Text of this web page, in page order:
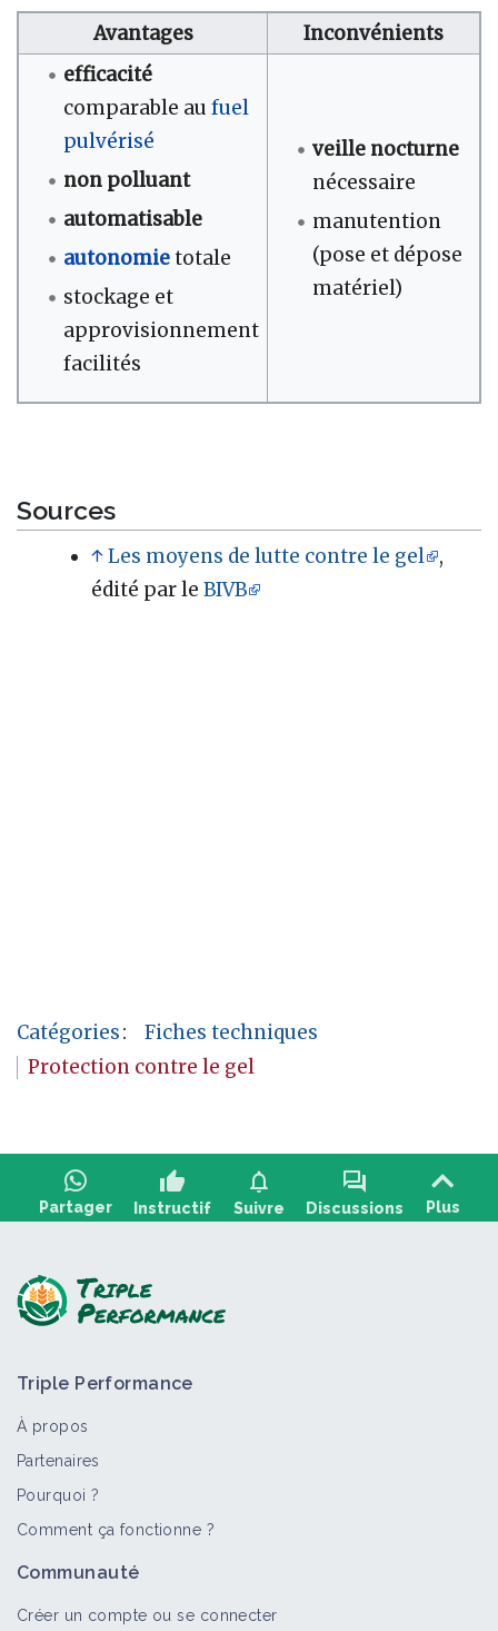
Avantages
Inconvénients
efficacité
comparable au fuel
pulvérisé
non polluant
automatisable
autonomietotale
stockage et
approvisionnement
facilités
veille nocturne
nécessaire
manutention
(pose et dépose
matériel)
Sources
↑Les moyens de lutte contre le gel
,
édité par leBIVB
Catégories:
Fiches techniques
Protection contre le gel
Partager
thumb_up
Instructif
notifications
Suivre
forum
Discussions Plus
Triple Performance
À propos
Partenaires
Pourquoi ?
Comment ça fonctionne ?
Communauté
Créer un compte ou se connecter